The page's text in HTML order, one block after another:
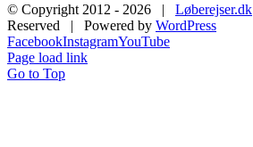
© Copyright 2012 - 2026 | Løberejser.dk
Reserved | Powered by WordPress
FacebookInstagramYouTube
Page load link
Go to Top